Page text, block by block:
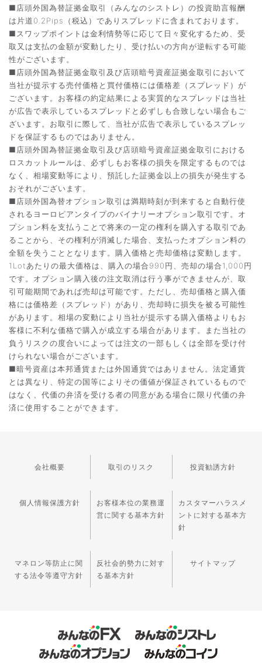
■店頭外国為替証拠金取引（みんなのシストレ）の投資助言報酬
は片道0.2Pips（税込）でありスプレッドに含まれております。
■スワップポイントは金利情勢等に応じて日々変化するため、受
取又は支払の金額が変動したり、受け払いの方向が逆転する可能
性がございます。
■店頭外国為替証拠金取引及び店頭暗号資産証拠金取引において
当社が提示する売付価格と買付価格には価格差（スプレッド）が
ございます。お客様の約定結果による実質的なスプレッドは当社
が広告で表示しているスプレッドと必ずしも合致しない場合もご
ざいます。お取引に際して、当社が広告で表示しているスプレッ
ドを保証するものではありません。
■店頭外国為替証拠金取引及び店頭暗号資産証拠金取引における
ロスカットルールは、必ずしもお客様の損失を限定するものでは
なく、相場変動等により、預託した証拠金以上の損失が発生する
おそれがございます。
■店頭外国為替オプション取引は満期時刻が到来すると自動行使
されるヨーロピアンタイプのバイナリーオプション取引です。オ
プション料を支払うことで将来の一定の権利を購入する取引であ
ることから、その権利が消滅した場合、支払ったオプション料の
全額を失うこととなります。購入価格と売却価格は変動します。
1Lotあたりの最大価格は、購入の場合990円、売却の場合1,000円
です。オプション購入後の注文取消は行う事ができませんが、取
引可能期間であれば売却は可能です。ただし、売却価格と購入価
格には価格差（スプレッド）があり、売却時に損失を被る可能性
があります。相場の変動により当社が提示する購入価格よりもお
客様に不利な価格で購入が成立する場合があります。また当社の
負うリスクの度合いによっては注文の一部もしくは全部を受け付
けられない場合がございます。
■暗号資産は本邦通貨または外国通貨ではありません。法定通貨
とは異なり、特定の国等によりその価値が保証されているもので
はなく、代価の弁済を受ける者の同意がある場合に限り代価の弁
済に使用することができます。
会社概要 取引のリスク 投資勧誘方針
個人情報保護方針
お客様本位の業務運
営に関する基本方針
カスタマーハラスメ
ントに対する基本方
針
マネロン等防止に関
する法令等遵守方針
反社会的勢力に対す
る基本方針
サイトマップ